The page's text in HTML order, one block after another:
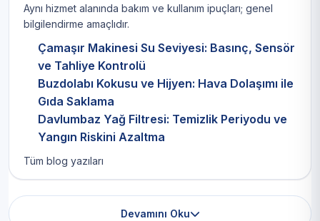
Aynı hizmet alanında bakım ve kullanım ipuçları; genel
bilgilendirme amaçlıdır.
Çamaşır Makinesi Su Seviyesi: Basınç, Sensör
ve Tahliye Kontrolü
Buzdolabı Kokusu ve Hijyen: Hava Dolaşımı ile
Gıda Saklama
Davlumbaz Yağ Filtresi: Temizlik Periyodu ve
Yangın Riskini Azaltma
Tüm blog yazıları
Devamını Oku